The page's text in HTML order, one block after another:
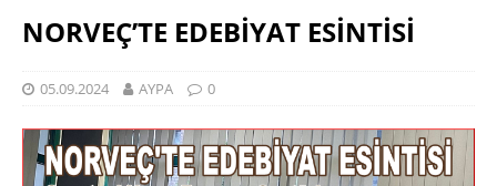
NORVEÇ’TE EDEBİYAT ESİNTİSİ
05.09.2024 AYPA 0